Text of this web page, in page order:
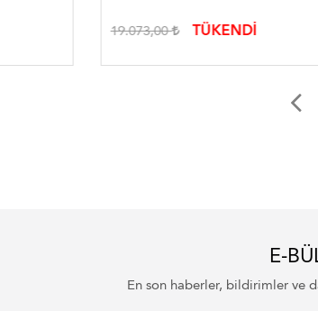
19.073,00 TÜKENDİ
E-
En son haberler, bildirimler ve